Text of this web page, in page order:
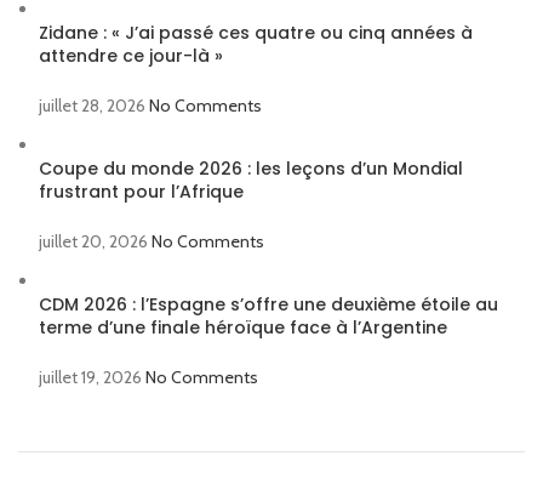
Zidane : « J’ai passé ces quatre ou cinq années à
attendre ce jour-là »
juillet 28, 2026 No Comments
Coupe du monde 2026 : les leçons d’un Mondial
frustrant pour l’Afrique
juillet 20, 2026 No Comments
CDM 2026 : l’Espagne s’offre une deuxième étoile au
terme d’une finale héroïque face à l’Argentine
juillet 19, 2026 No Comments